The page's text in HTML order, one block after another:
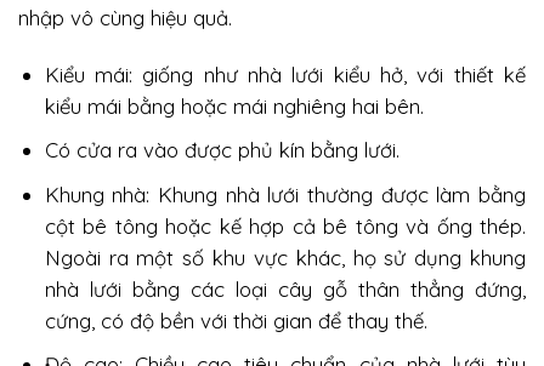
nhập vô cùng hiệu quả.
Kiểu mái: giống như nhà lưới kiểu hở, với thiết kế
kiểu mái bằng hoặc mái nghiêng hai bên.
Có cửa ra vào được phủ kín bằng lưới.
Khung nhà: Khung nhà lưới thường được làm bằng
cột bê tông hoặc kế hợp cả bê tông và ống thép.
Ngoài ra một số khu vực khác, họ sử dụng khung
nhà lưới bằng các loại cây gỗ thân thẳng đứng,
cứng, có độ bền với thời gian để thay thế.